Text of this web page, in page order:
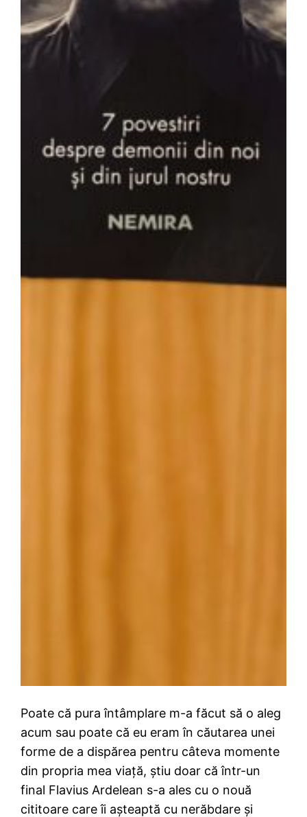
Poate că pura întâmplare m-a făcut să o aleg
acum sau poate că eu eram în căutarea unei
forme de a dispărea pentru câteva momente
din propria mea viață, știu doar că într-un
final Flavius Ardelean s-a ales cu o nouă
cititoare care îi așteaptă cu nerăbdare și